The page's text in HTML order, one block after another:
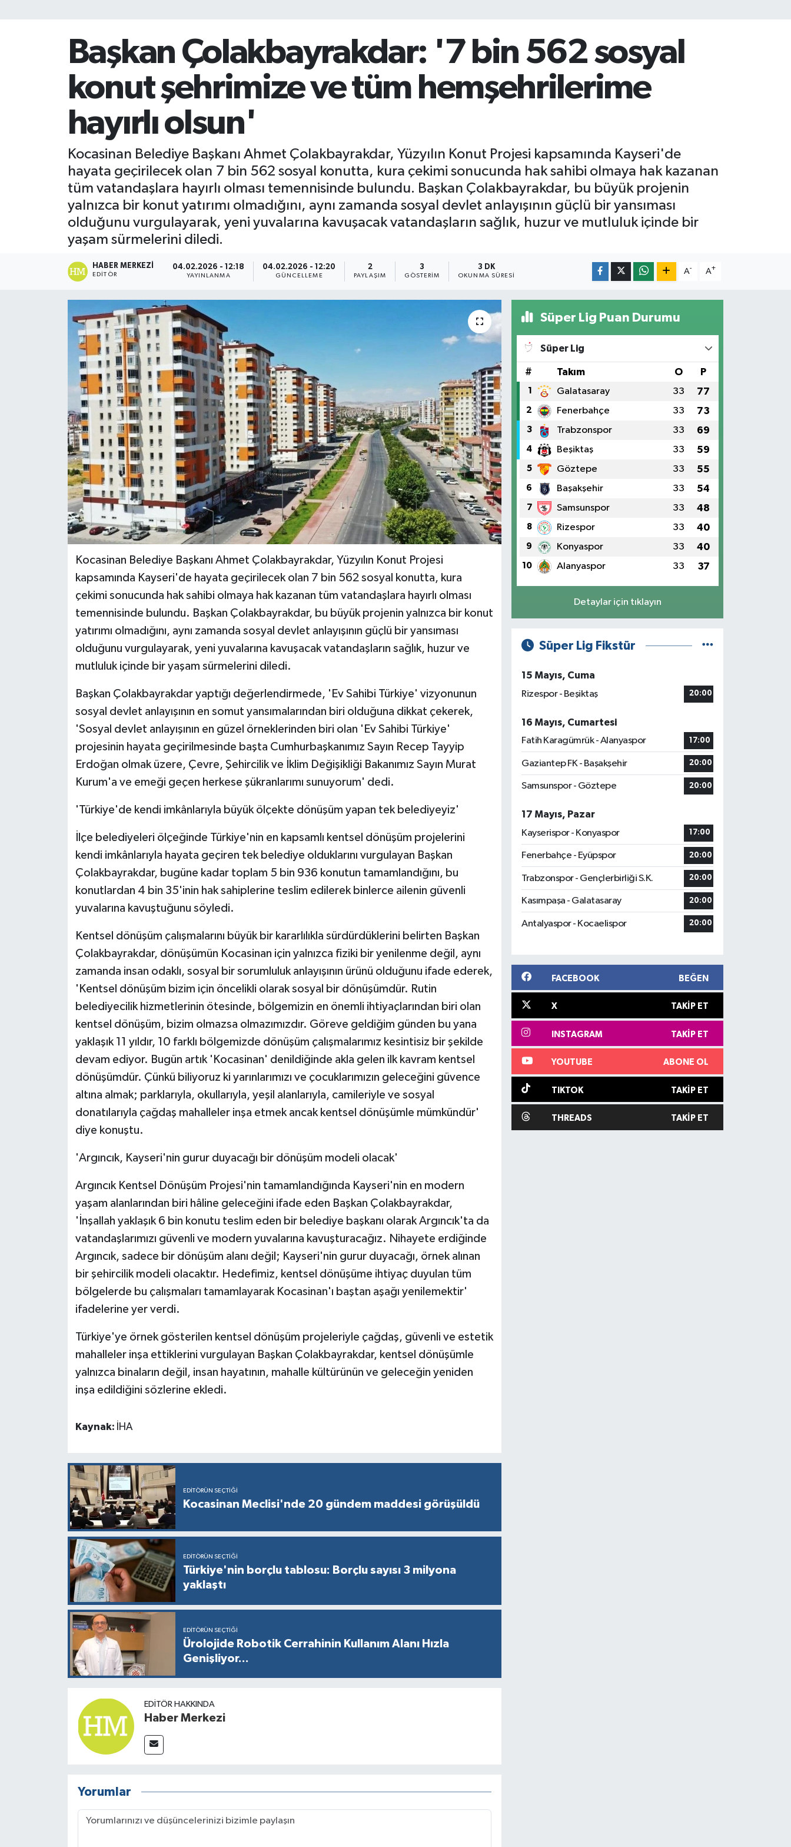
Başkan Çolakbayrakdar: '7 bin 562 sosyal
konut şehrimize ve tüm hemşehrilerime
hayırlı olsun'
Kocasinan Belediye Başkanı Ahmet Çolakbayrakdar, Yüzyılın Konut Projesi kapsamında Kayseri'de
hayata geçirilecek olan 7 bin 562 sosyal konutta, kura çekimi sonucunda hak sahibi olmaya hak kazanan
tüm vatandaşlara hayırlı olması temennisinde bulundu. Başkan Çolakbayrakdar, bu büyük projenin
yalnızca bir konut yatırımı olmadığını, aynı zamanda sosyal devlet anlayışının güçlü bir yansıması
olduğunu vurgulayarak, yeni yuvalarına kavuşacak vatandaşların sağlık, huzur ve mutluluk içinde bir
yaşam sürmelerini diledi.
HABER MERKEZI
EDITÖR
04.02.2026 - 12:18
YAYINLANMA
04.02.2026 - 12:20
GÜNCELLEME
2
PAYLAŞIM
3
GÖSTERIM
3 DK
OKUNMA SÜRESI
A- A+
Kocasinan Belediye Başkanı Ahmet Çolakbayrakdar, Yüzyılın Konut Projesi
kapsamında Kayseri'de hayata geçirilecek olan 7 bin 562 sosyal konutta, kura
çekimi sonucunda hak sahibi olmaya hak kazanan tüm vatandaşlara hayırlı olması
temennisinde bulundu. Başkan Çolakbayrakdar, bu büyük projenin yalnızca bir konut
yatırımı olmadığını, aynı zamanda sosyal devlet anlayışının güçlü bir yansıması
olduğunu vurgulayarak, yeni yuvalarına kavuşacak vatandaşların sağlık, huzur ve
mutluluk içinde bir yaşam sürmelerini diledi.
Başkan Çolakbayrakdar yaptığı değerlendirmede, 'Ev Sahibi Türkiye' vizyonunun
sosyal devlet anlayışının en somut yansımalarından biri olduğuna dikkat çekerek,
'Sosyal devlet anlayışının en güzel örneklerinden biri olan 'Ev Sahibi Türkiye'
projesinin hayata geçirilmesinde başta Cumhurbaşkanımız Sayın Recep Tayyip
Erdoğan olmak üzere, Çevre, Şehircilik ve İklim Değişikliği Bakanımız Sayın Murat
Kurum'a ve emeği geçen herkese şükranlarımı sunuyorum' dedi.
'Türkiye'de kendi imkânlarıyla büyük ölçekte dönüşüm yapan tek belediyeyiz'
İlçe belediyeleri ölçeğinde Türkiye'nin en kapsamlı kentsel dönüşüm projelerini
kendi imkânlarıyla hayata geçiren tek belediye olduklarını vurgulayan Başkan
Çolakbayrakdar, bugüne kadar toplam 5 bin 936 konutun tamamlandığını, bu
konutlardan 4 bin 35'inin hak sahiplerine teslim edilerek binlerce ailenin güvenli
yuvalarına kavuştuğunu söyledi.
Kentsel dönüşüm çalışmalarını büyük bir kararlılıkla sürdürdüklerini belirten Başkan
Çolakbayrakdar, dönüşümün Kocasinan için yalnızca fiziki bir yenilenme değil, aynı
zamanda insan odaklı, sosyal bir sorumluluk anlayışının ürünü olduğunu ifade ederek,
'Kentsel dönüşüm bizim için öncelikli olarak sosyal bir dönüşümdür. Rutin
belediyecilik hizmetlerinin ötesinde, bölgemizin en önemli ihtiyaçlarından biri olan
kentsel dönüşüm, bizim olmazsa olmazımızdır. Göreve geldiğim günden bu yana
yaklaşık 11 yıldır, 10 farklı bölgemizde dönüşüm çalışmalarımız kesintisiz bir şekilde
devam ediyor. Bugün artık 'Kocasinan' denildiğinde akla gelen ilk kavram kentsel
dönüşümdür. Çünkü biliyoruz ki yarınlarımızı ve çocuklarımızın geleceğini güvence
altına almak; parklarıyla, okullarıyla, yeşil alanlarıyla, camileriyle ve sosyal
donatılarıyla çağdaş mahalleler inşa etmek ancak kentsel dönüşümle mümkündür'
diye konuştu.
'Argıncık, Kayseri'nin gurur duyacağı bir dönüşüm modeli olacak'
Argıncık Kentsel Dönüşüm Projesi'nin tamamlandığında Kayseri'nin en modern
yaşam alanlarından biri hâline geleceğini ifade eden Başkan Çolakbayrakdar,
'İnşallah yaklaşık 6 bin konutu teslim eden bir belediye başkanı olarak Argıncık'ta da
vatandaşlarımızı güvenli ve modern yuvalarına kavuşturacağız. Nihayete erdiğinde
Argıncık, sadece bir dönüşüm alanı değil; Kayseri'nin gurur duyacağı, örnek alınan
bir şehircilik modeli olacaktır. Hedefimiz, kentsel dönüşüme ihtiyaç duyulan tüm
bölgelerde bu çalışmaları tamamlayarak Kocasinan'ı baştan aşağı yenilemektir'
ifadelerine yer verdi.
Türkiye'ye örnek gösterilen kentsel dönüşüm projeleriyle çağdaş, güvenli ve estetik
mahalleler inşa ettiklerini vurgulayan Başkan Çolakbayrakdar, kentsel dönüşümle
yalnızca binaların değil, insan hayatının, mahalle kültürünün ve geleceğin yeniden
inşa edildiğini sözlerine ekledi.
Kaynak: İHA
EDITÖRÜN SEÇTIĞI
Kocasinan Meclisi'nde 20 gündem maddesi görüşüldü
EDITÖRÜN SEÇTIĞI
Türkiye'nin borçlu tablosu: Borçlu sayısı 3 milyona
yaklaştı
EDITÖRÜN SEÇTIĞI
Ürolojide Robotik Cerrahinin Kullanım Alanı Hızla
Genişliyor...
EDITÖR HAKKINDA
Haber Merkezi
Yorumlar
Süper Lig Puan Durumu
Süper Lig
# Takım O P
1 Galatasaray 33 77
2 Fenerbahçe 33 73
3 Trabzonspor 33 69
4 Beşiktaş 33 59
5 Göztepe 33 55
6 Başakşehir 33 54
7 Samsunspor 33 48
8 Rizespor 33 40
9 Konyaspor 33 40
10 Alanyaspor 33 37
Detaylar için tıklayın
Süper Lig Fikstür
15 Mayıs, Cuma
Rizespor - Beşiktaş
20:00
16 Mayıs, Cumartesi
Fatih Karagümrük - Alanyaspor
17:00
Gaziantep FK - Başakşehir 20:00
Samsunspor - Göztepe 20:00
17 Mayıs, Pazar
Kayserispor - Konyaspor
17:00
Fenerbahçe - Eyüpspor 20:00
Trabzonspor - Gençlerbirliği S.K. 20:00
Kasımpaşa - Galatasaray 20:00
Antalyaspor - Kocaelispor 20:00
FACEBOOK BEĞEN
X TAKIP ET
INSTAGRAM TAKIP ET
YOUTUBE ABONE OL
TIKTOK TAKIP ET
THREADS TAKIP ET